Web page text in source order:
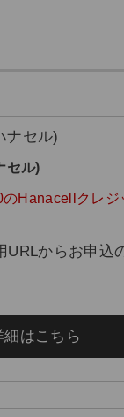
セル)
Hanacellクレジ
URLからお申込
細はこちら